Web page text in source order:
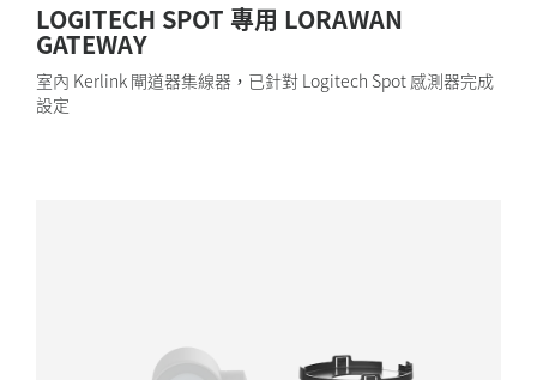
LOGITECH SPOT 專用 LORAWAN
GATEWAY
室內 Kerlink 閘道器集線器，已針對 Logitech Spot 感測器完成
設定